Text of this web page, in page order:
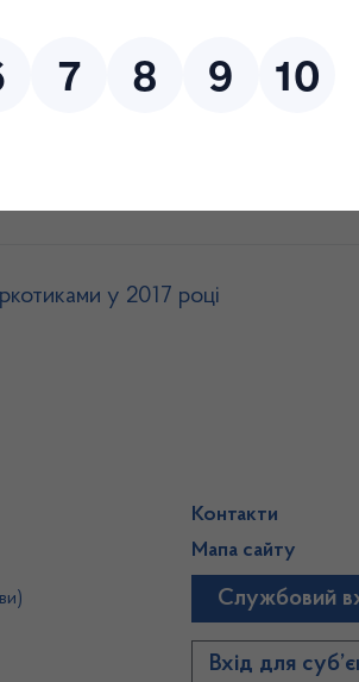
у 2017 році
Контакти
Мапа сайту
Службовий
Вхід для